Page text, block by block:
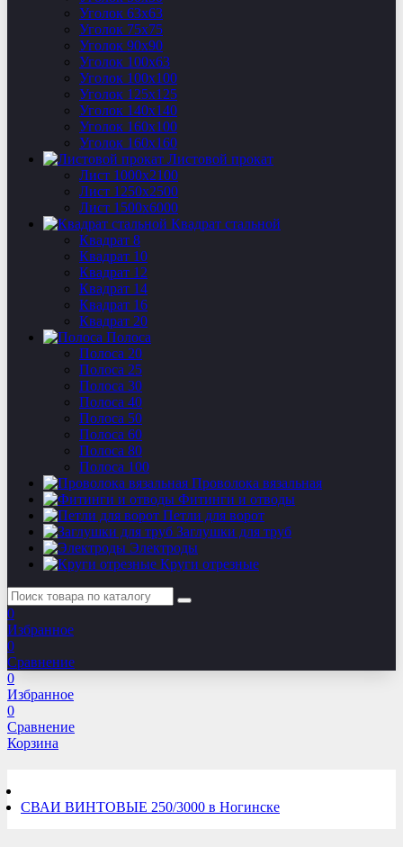
Уголок 63х63
Уголок 75х75
Уголок 90х90
Уголок 100х63
Уголок 100х100
Уголок 125х125
Уголок 140х140
Уголок 160х100
Уголок 160х160
Листовой прокат
Лист 1000х2100
Лист 1250х2500
Лист 1500х6000
Квадрат стальной
Квадрат 8
Квадрат 10
Квадрат 12
Квадрат 14
Квадрат 16
Квадрат 20
Полоса
Полоса 20
Полоса 25
Полоса 30
Полоса 40
Полоса 50
Полоса 60
Полоса 80
Полоса 100
Проволока вязальная
Фитинги и отводы
Петли для ворот
Заглушки для труб
Электроды
Круги отрезные
0
Избранное
0
Сравнение
0
Избранное
0
Сравнение
Корзина
СВАИ ВИНТОВЫЕ 250/3000 в Ногинске